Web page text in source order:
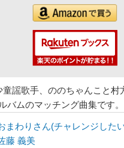
童謡歌手、ののちゃんこと村
バムのマッチング曲集です。
まわりさん(チャレンジした
藤 義美